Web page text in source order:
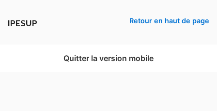
IPESUP Retour en haut de page
Quitter la version mobile